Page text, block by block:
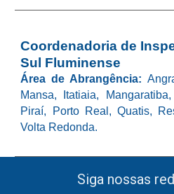
Coordenadoria de
Sul Fluminense
Área de Abrangência:
Mansa, Itatiaia,
Piraí, Porto Real, Quatis,
Volta Redonda.​
Siga nossas